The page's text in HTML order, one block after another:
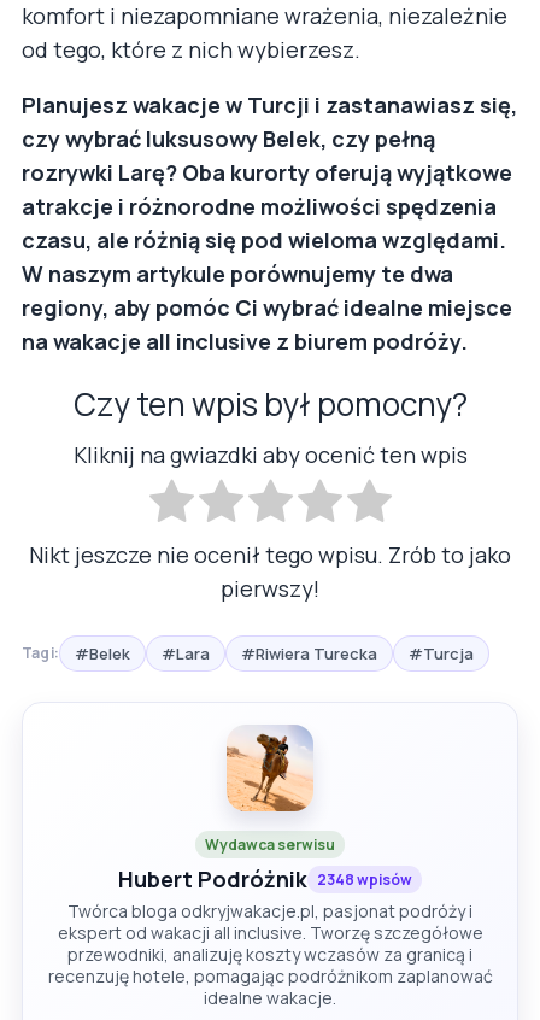
komfort i niezapomniane wrażenia, niezależnie
od tego, które z nich wybierzesz.
Planujesz wakacje w Turcji i zastanawiasz się,
czy wybrać luksusowy Belek, czy pełną
rozrywki Larę? Oba kurorty oferują wyjątkowe
atrakcje i różnorodne możliwości spędzenia
czasu, ale różnią się pod wieloma względami.
W naszym artykule porównujemy te dwa
regiony, aby pomóc Ci wybrać idealne miejsce
na wakacje all inclusive z biurem podróży.
Czy ten wpis był pomocny?
Kliknij na gwiazdki aby ocenić ten wpis
Nikt jeszcze nie ocenił tego wpisu. Zrób to jako
pierwszy!
Tagi: #Belek #Lara #Riwiera Turecka #Turcja
Wydawca serwisu
Hubert Podróżnik 2348 wpisów
Twórca bloga odkryjwakacje.pl, pasjonat podróży i
ekspert od wakacji all inclusive. Tworzę szczegółowe
przewodniki, analizuję koszty wczasów za granicą i
recenzuję hotele, pomagając podróżnikom zaplanować
idealne wakacje.